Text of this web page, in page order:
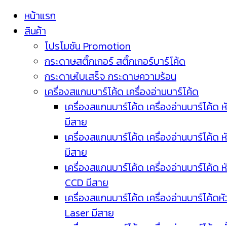
หน้าแรก
สินค้า
โปรโมชัน Promotion
กระดาษสติ๊กเกอร์ สติ๊กเกอร์บาร์โค้ด
กระดาษใบเสร็จ กระดาษความร้อน
เครื่องสแกนบาร์โค้ด เครื่องอ่านบาร์โค้ด
เครื่องสแกนบาร์โค้ด เครื่องอ่านบาร์โค้ด
มีสาย
เครื่องสแกนบาร์โค้ด เครื่องอ่านบาร์โค้ด
มีสาย
เครื่องสแกนบาร์โค้ด เครื่องอ่านบาร์โค้ด
CCD มีสาย
เครื่องสแกนบาร์โค้ด เครื่องอ่านบาร์โค้ด
Laser มีสาย